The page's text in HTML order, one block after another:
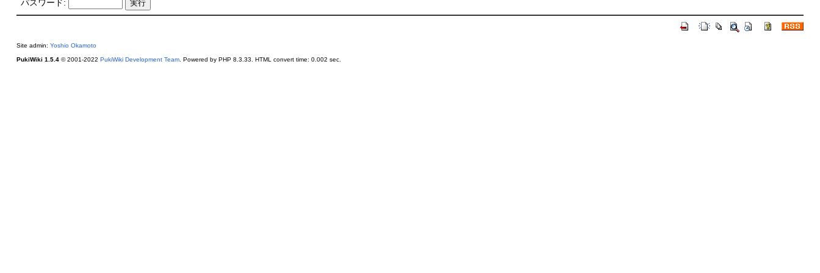
パスワード:
Site admin: Yoshio Okamoto
PukiWiki 1.5.4© 2001-2022 PukiWiki Development Team. Powered by PHP 8.3.33. HTML convert time: 0.002 sec.